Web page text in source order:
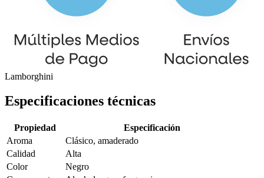
Lamborghini
Especificaciones técnicas
Propiedad
Especificación
Aroma
Clásico, amaderado
Calidad
Alta
Color
Negro